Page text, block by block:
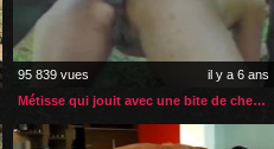
95 839 vues
il y a 6 ans
Métisse qui jouit avec une bite de cheval dans le cul